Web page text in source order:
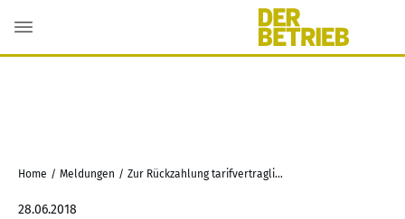
Home / Meldungen / Zur Rückzahlung tarifvertraglicher Sonderzuwendungen
28.06.2018